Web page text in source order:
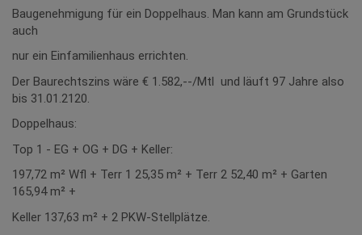
Baugenehmigung für ein Doppelhaus. Man kann am Grundstück
auch
nur ein Einfamilienhaus errichten.
Der Baurechtszins wäre € 1.582,--/Mtl und läuft 97 Jahre also
bis 31.01.2120.
Doppelhaus:
Top 1 - EG + OG + DG + Keller:
197,72 m² Wfl + Terr 1 25,35 m² + Terr 2 52,40 m² + Garten
165,94 m² +
Keller 137,63 m² + 2 PKW-Stellplätze.